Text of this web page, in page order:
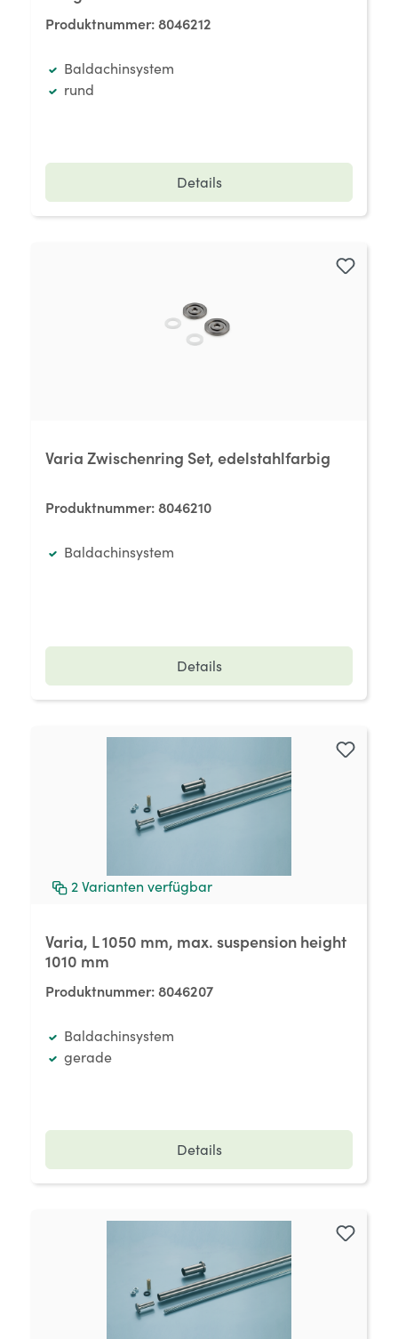
Produktnummer:8046212
Baldachinsystem
rund
Details
Varia Zwischenring Set, edelstahlfarbig
Produktnummer:8046210
Baldachinsystem
Details
2 Varianten verfügbar
Varia, L 1050 mm, max. suspension height
1010 mm
Produktnummer:8046207
Baldachinsystem
gerade
Details